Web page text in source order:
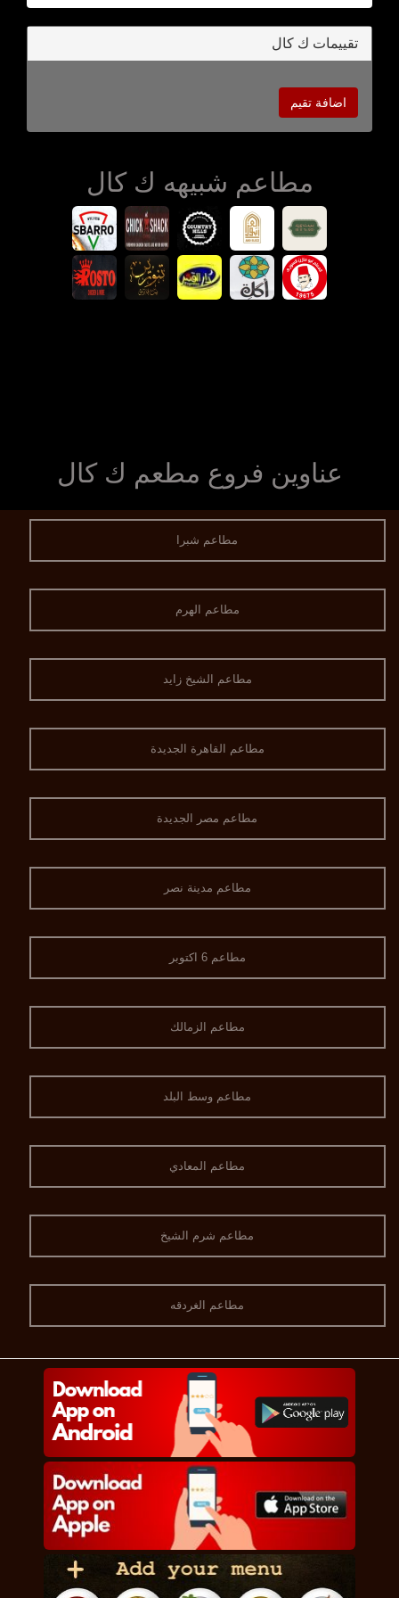
تقييمات ك كال
اضافة تقيم
مطاعم شبيهه ك كال
عناوين فروع مطعم ك كال
مطاعم شبرا
مطاعم الهرم
مطاعم الشيخ زايد
مطاعم القاهرة الجديدة
مطاعم مصر الجديدة
مطاعم مدينة نصر
مطاعم 6 اكتوبر
مطاعم الزمالك
مطاعم وسط البلد
مطاعم المعادي
مطاعم شرم الشيخ
مطاعم الغردقه